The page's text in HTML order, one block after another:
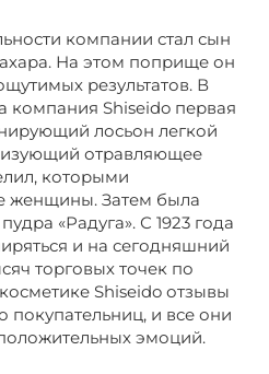
компании стал сын
На этом поприще он
результатов. В
компания Shiseido первая
лосьон легкой
отравляющее
которыми
женщины. Затем была
«Радуга». С 1923 года
и на сегодняшний
торговых точек по
Shiseido отзывы
покупательниц, и все они
эмоций.